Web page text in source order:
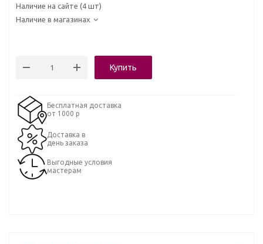
Наличие на сайте (4 шт)
Наличие в магазинах
Купить
Бесплатная доставка
от 1000 р
Доставка в
день заказа
Выгодные условия
мастерам